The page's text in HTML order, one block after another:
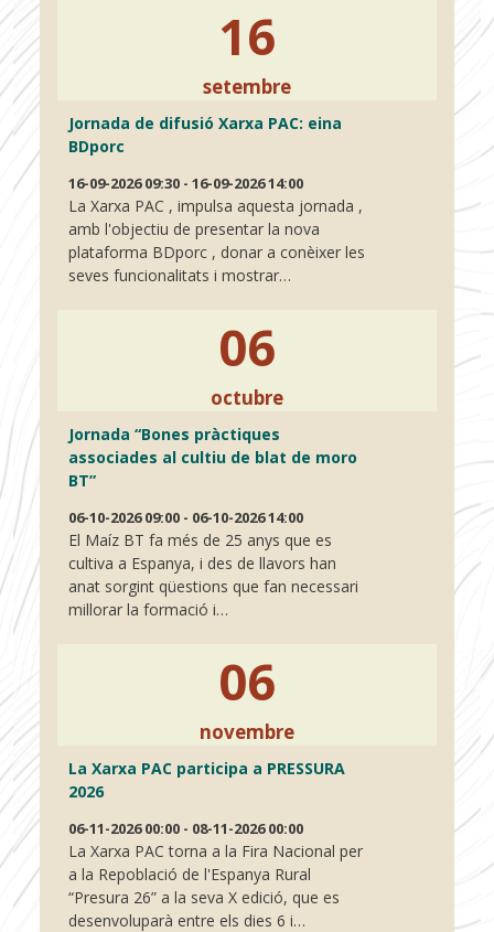
16
setembre
Jornada de difusió Xarxa PAC: eina
BDporc
16-09-2026 09:30 - 16-09-2026 14:00
La Xarxa PAC , impulsa aquesta jornada ,
amb l'objectiu de presentar la nova
plataforma BDporc , donar a conèixer les
seves funcionalitats i mostrar…
06
octubre
Jornada “Bones pràctiques
associades al cultiu de blat de moro
BT”
06-10-2026 09:00 - 06-10-2026 14:00
El Maíz BT fa més de 25 anys que es
cultiva a Espanya, i des de llavors han
anat sorgint qüestions que fan necessari
millorar la formació i…
06
novembre
La Xarxa PAC participa a PRESSURA
2026
06-11-2026 00:00 - 08-11-2026 00:00
La Xarxa PAC torna a la Fira Nacional per
a la Repoblació de l'Espanya Rural
“Presura 26” a la seva X edició, que es
desenvoluparà entre els dies 6 i…